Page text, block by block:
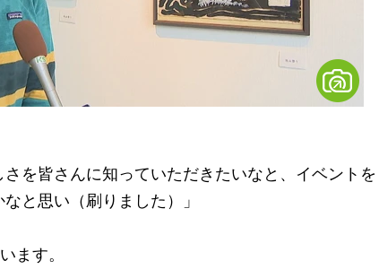
さを皆さんに知っていただきたいなと、イベントを
と思い（刷りました）」
ます。